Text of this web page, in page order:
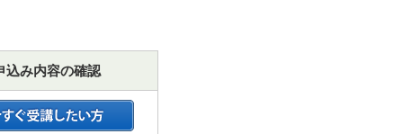
込み内容の確認